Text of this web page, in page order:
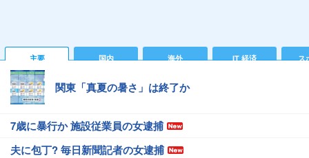
主要 国内 海外 IT 経済 ス
関東「真夏の暑さ」は終了か
7歳に暴行か 施設従業員の女逮捕
夫に包丁? 毎日新聞記者の女逮捕